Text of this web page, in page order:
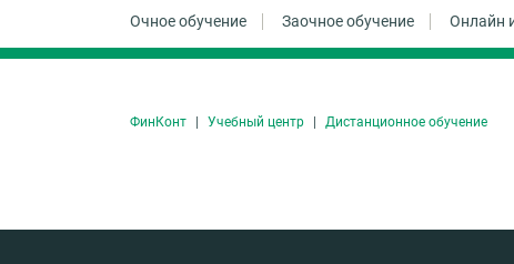
Очное обучение Заочное обучение Онлайн
ФинКонт Учебный центр Дистанционное обучение